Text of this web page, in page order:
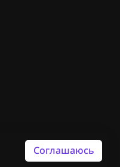
Соглашаюсь